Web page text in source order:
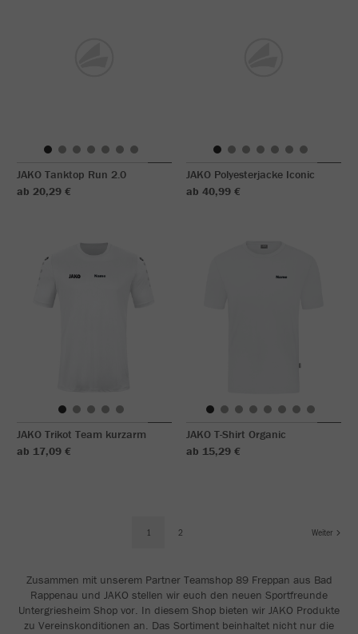
JAKO Tanktop Run 2.0
ab 20,29 €
JAKO Polyesterjacke Iconic
ab 40,99 €
JAKO Trikot Team kurzarm
ab 17,09 €
JAKO T-Shirt Organic
ab 15,29 €
1 2 Weiter
Zusammen mit unserem Partner Teamshop 89 Freppan aus Bad
Rappenau und JAKO stellen wir euch den neuen Sportfreunde
Untergriesheim Shop vor. In diesem Shop bieten wir JAKO Produkte
zu Vereinskonditionen an. Das Sortiment beinhaltet nicht nur die